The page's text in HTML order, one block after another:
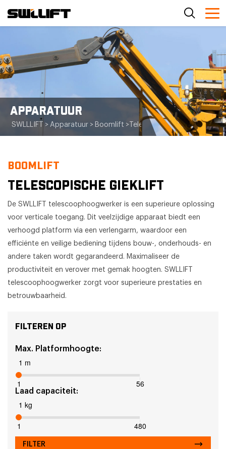
APPARATUUR
SWLLLIFT > Apparatuur > Boomlift > Telescopische gieklift
BOOMLIFT
TELESCOPISCHE GIEKLIFT
De SWLLIFT telescoophoogwerker is een superieure oplossing
voor verticale toegang. Dit veelzijdige apparaat biedt een
verhoogd platform via een verlengarm, waardoor een
efficiënte en veilige bediening tijdens bouw-, onderhouds- en
andere taken wordt gegarandeerd. Maximaliseer de
productiviteit en verover met gemak hoogten. SWLLIFT
telescoophoogwerker zorgt voor superieure prestaties en
betrouwbaarheid.
FILTEREN OP
Max. Platformhoogte:
1 m
1 56
Laad capaciteit:
1 kg
1 480
FILTER